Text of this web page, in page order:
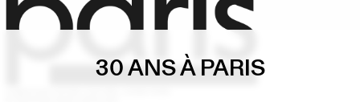
30 ANS À PARIS